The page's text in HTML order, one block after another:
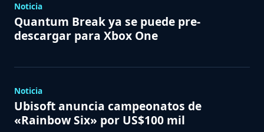
Noticia
Quantum Break ya se puede pre-
descargar para Xbox One
Noticia
Ubisoft anuncia campeonatos de
«Rainbow Six» por US$100 mil